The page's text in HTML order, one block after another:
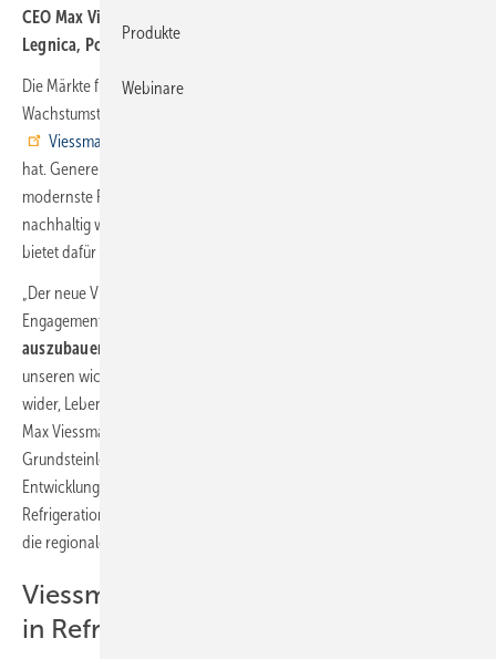
CEO Max Viessmann startete der Bau des neuen Standorts in
Legnica, Polen.
Die Märkte für Kältetechnik in Mitteleuropa sind wichtige
Wachstumstreiber für die kommenden Jahre, weshalb sich
Viessmann
hat. Generell verfolgt Viessmann Refrigeration Solutions das Ziel,
modernste Produkte zu entwickeln und dabei so effizient und
nachhaltig wie möglich zu arbeiten. Der neue Standort in Legnica
bietet dafür die richtigen Voraussetzungen.
„Der neue Viessmann Standort ist Ausdruck unseres kontinuierlichen
Engagements, den
auszubauen.
unseren wichtigsten Märkten in Mitteleuropa und spiegelt unser Ziel
wider, Lebensräume für kommende Generationen zu gestalten“, sagte
Max Viessmann, CEO der Viessmann Group, anlässlich der
Grundsteinlegung. „Es wird die Zusammenarbeit und die gemeinsame
Entwicklung unserer Geschäftsbereiche Climate Solutions und
Refrigeration Solutions fördern, da sie beide wichtige Arbeitgeber für
die regionale Bevölkerung sind und den gleichen Standort teilen.“
Viessmann: Größte Einzelinvestition
in Refrigeration Solutions
Produkte
Webinare